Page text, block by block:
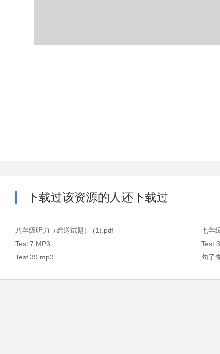
下载过该资源的人还下载过
八年级听力（赠送试题） (1).pdf
七年
Test 7.MP3
Test
Test 39.mp3
句子